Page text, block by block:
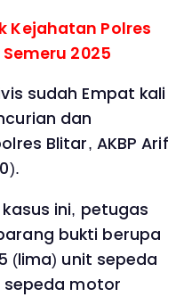
Kejahatan Polres
2025
sudah Empat kali
dan
Blitar, AKBP Arif
ini, petugas
bukti berupa
(lima) unit sepeda
sepeda motor